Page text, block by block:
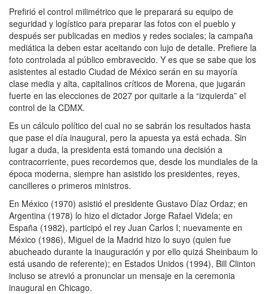
Prefirió el control milimétrico que le preparará su equipo de
seguridad y logístico para preparar las fotos con el pueblo y
después ser publicadas en medios y redes sociales; la campaña
mediática la deben estar aceitando con lujo de detalle. Prefiere la
foto controlada al público embravecido. Y es que se sabe que los
asistentes al estadio Ciudad de México serán en su mayoría
clase media y alta, capitalinos críticos de Morena, que jugarán
fuerte en las elecciones de 2027 por quitarle a la “izquierda” el
control de la CDMX.
Es un cálculo político del cual no se sabrán los resultados hasta
que pase el día inaugural, pero la apuesta ya está echada. Sin
lugar a duda, la presidenta está tomando una decisión a
contracorriente, pues recordemos que, desde los mundiales de la
época moderna, siempre han asistido los presidentes, reyes,
cancilleres o primeros ministros.
En México (1970) asistió el presidente Gustavo Díaz Ordaz; en
Argentina (1978) lo hizo el dictador Jorge Rafael Videla; en
España (1982), participó el rey Juan Carlos I; nuevamente en
México (1986), Miguel de la Madrid hizo lo suyo (quien fue
abucheado durante la inauguración y por ello quizá Sheinbaum lo
está usando de referente); en Estados Unidos (1994), Bill Clinton
incluso se atrevió a pronunciar un mensaje en la ceremonia
inaugural en Chicago.